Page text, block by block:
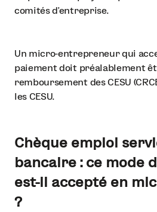
comités d’entreprise.
Un micro-entrepreneur qui
paiement doit préalablement
remboursement des CESU
les CESU.
Chèque emploi
bancaire : ce mode
est-il accepté en
?